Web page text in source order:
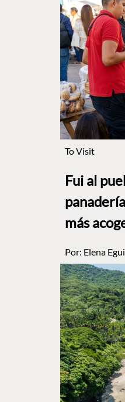
To Visit
Fui al
más
Por: Elena